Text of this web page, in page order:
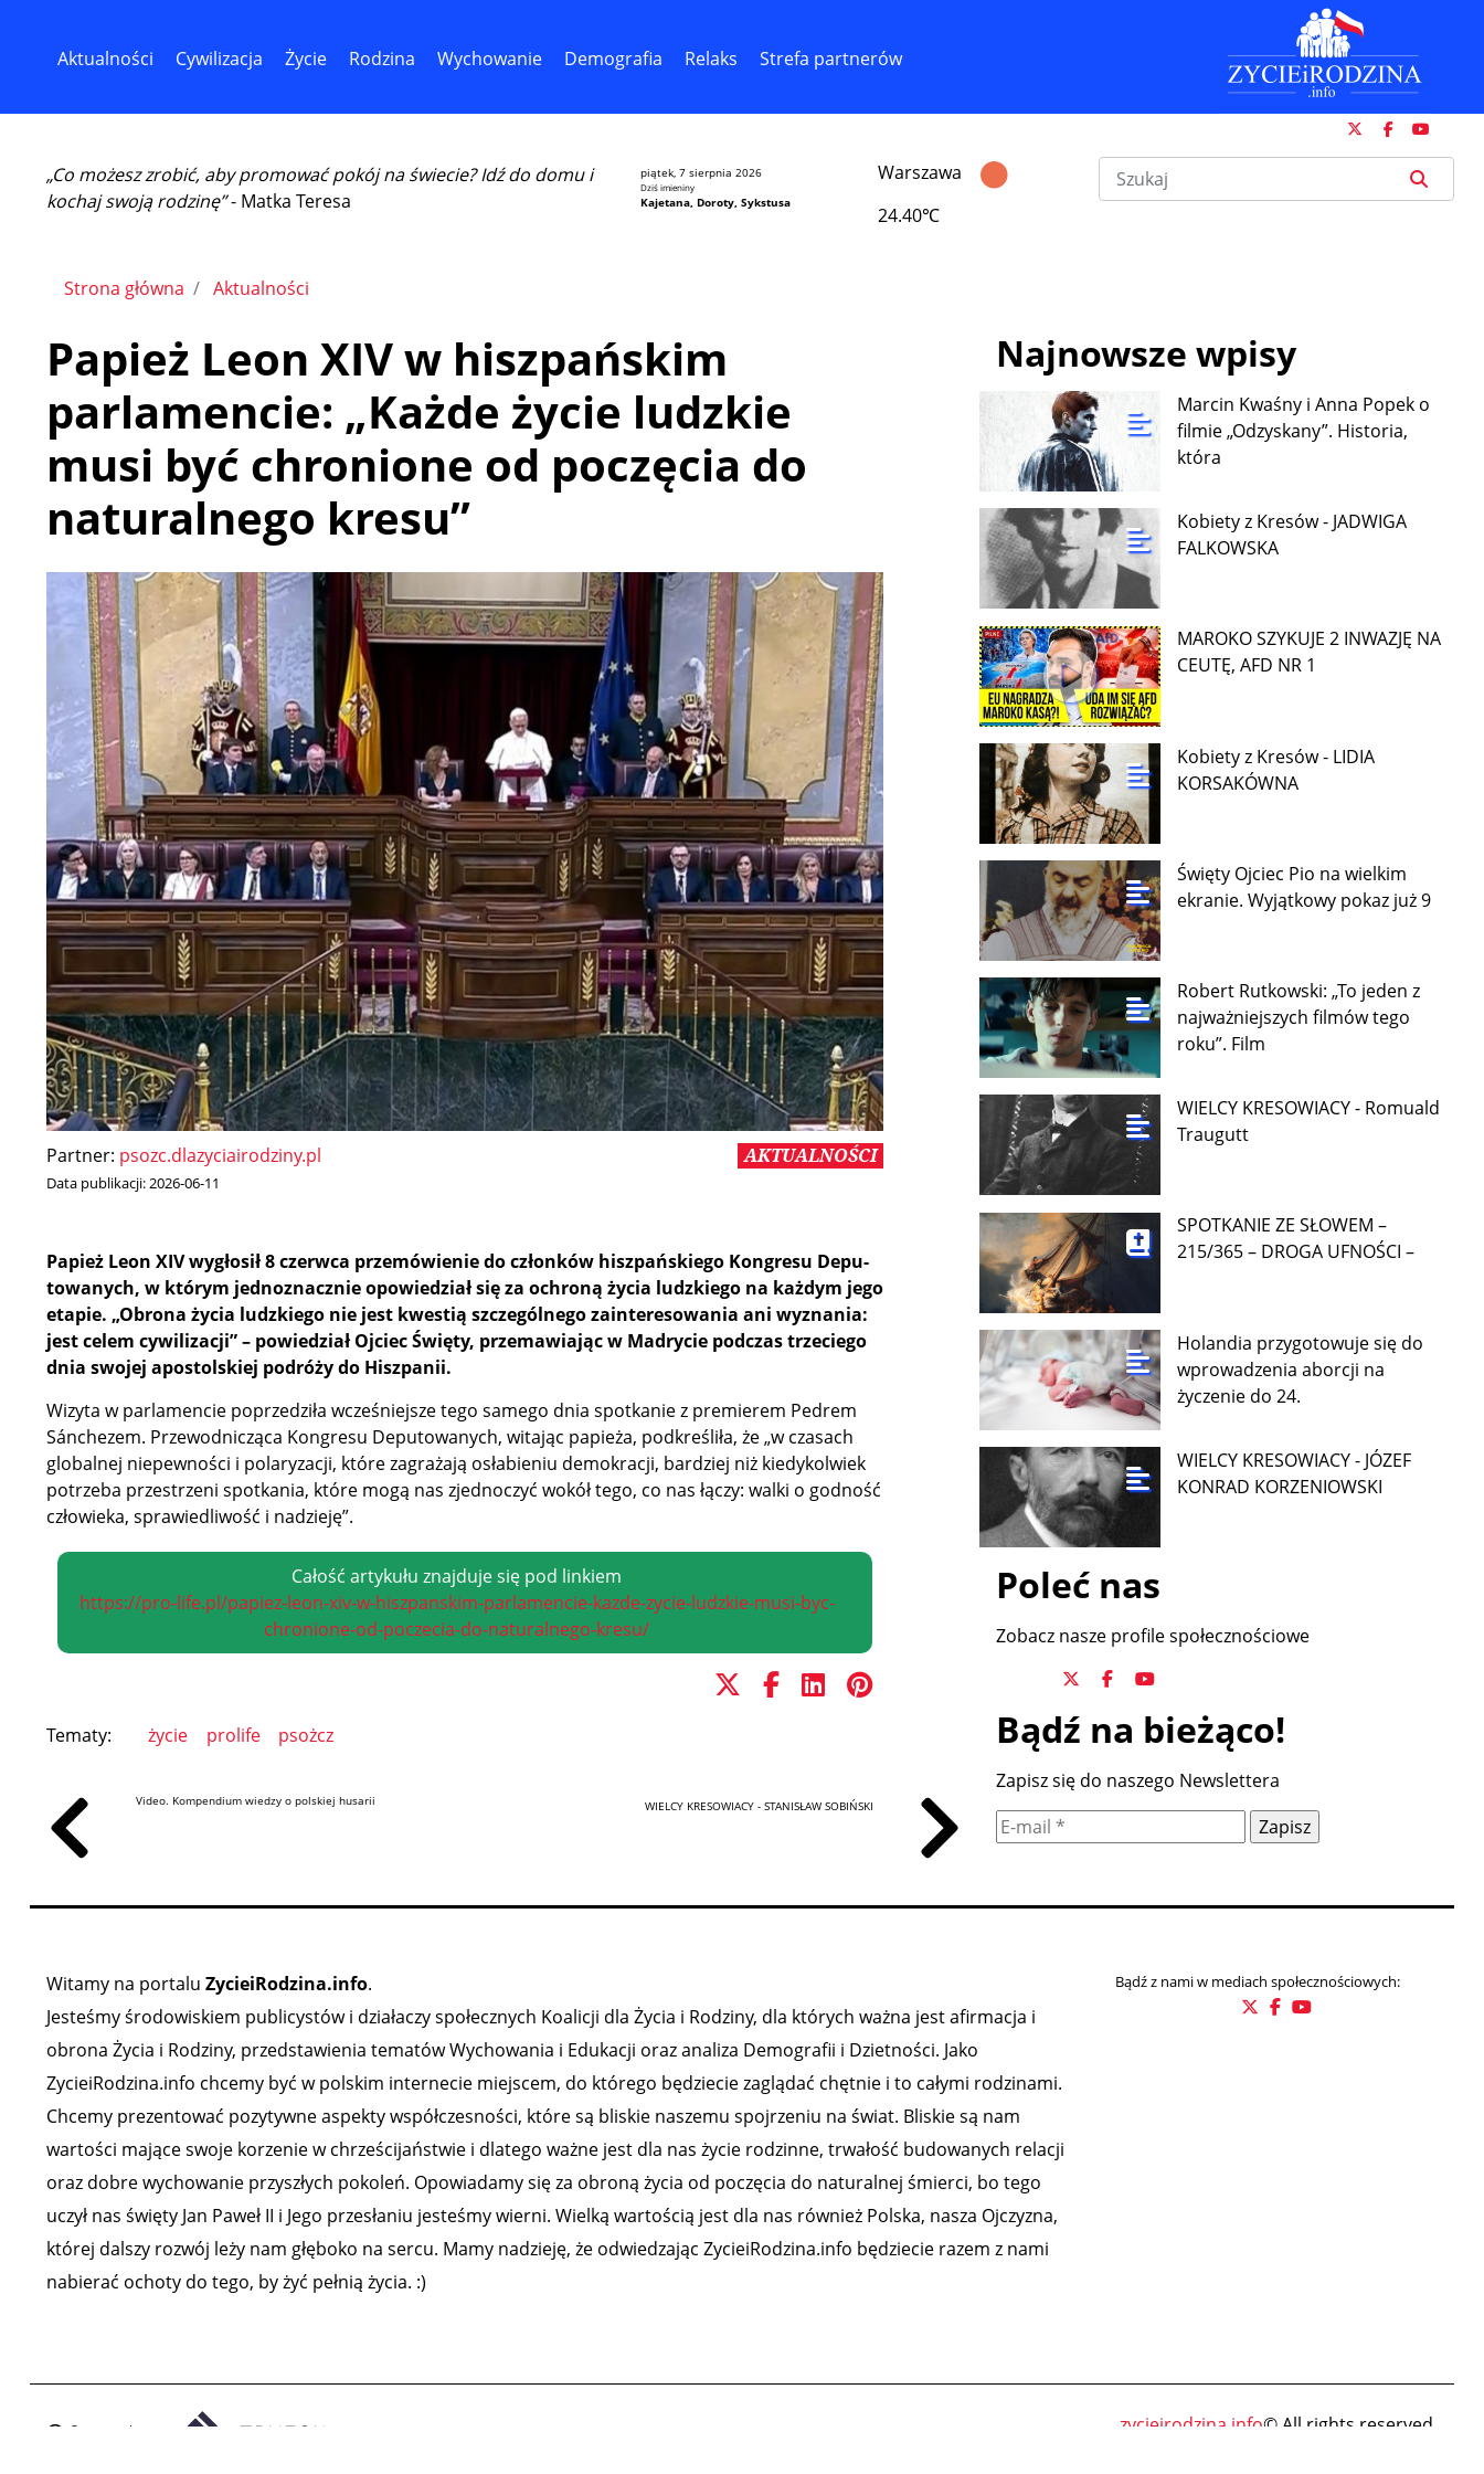
Aktualności Cywilizacja Życie Rodzina Wychowanie Demografia Relaks Strefa partnerów
„Co możesz zrobić, aby promować pokój na świecie? Idź do domu i
kochaj swoją rodzinę”- Matka Teresa
piątek, 7 sierpnia 2026
Dziś imieniny
Kajetana, Doroty, Sykstusa
Warszawa
24.40℃
Strona główna Aktualności
Papież Leon XIV w hiszpańskim
parlamencie: „Każde życie ludzkie
musi być chronione od poczęcia do
naturalnego kresu”
Partner: psozc.dlazyciairodziny.pl
Data publikacji: 2026-06-11
AKTUALNOŚCI
Pa­pież Le­on XIV wy­gło­sił 8 czerw­ca prze­mó­wie­nie do człon­ków hisz­pań­skie­go Kon­gre­su De­pu­
to­wa­nych, w któ­rym jed­no­znacz­nie opo­wie­dział się za ochro­ną ży­cia ludz­kie­go na każ­dym je­go
eta­pie. „Obro­na ży­cia ludz­kie­go nie jest kwe­stią szcze­gól­ne­go za­in­te­re­so­wa­nia ani wy­zna­nia:
jest ce­lem cy­wi­li­za­cji” – po­wie­dział Oj­ciec Świę­ty, prze­ma­wia­jąc w Ma­dry­cie pod­czas trze­cie­go
dnia swo­jej apo­stol­skiej po­dró­ży do Hiszpanii.
Wi­zy­ta w par­la­men­cie po­prze­dzi­ła wcze­śniej­sze te­go sa­me­go dnia spo­tka­nie z pre­mie­rem Pe­drem
Sán­che­zem. Prze­wod­ni­czą­ca Kon­gre­su De­pu­to­wa­nych, wi­ta­jąc pa­pie­ża, pod­kre­śli­ła, że „w cza­sach
glo­bal­nej nie­pew­no­ści i po­la­ry­za­cji, któ­re za­gra­ża­ją osła­bie­niu de­mo­kra­cji, bar­dziej niż kie­dy­kol­wiek
po­trze­ba prze­strze­ni spo­tka­nia, któ­re mo­gą nas zjed­no­czyć wo­kół te­go, co nas łą­czy: wal­ki o god­ność
czło­wie­ka, spra­wie­dli­wość i nadzieję”.
Całość artykułu znajduje się pod linkiem
https://pro-life.pl/papiez-leon-xiv-w-hiszpanskim-parlamencie-kazde-zycie-ludzkie-musi-byc-
chronione-od-poczecia-do-naturalnego-kresu/
Tematy: życie prolife psożcz
Video. Kompendium wiedzy o polskiej husarii WIELCY KRESOWIACY - STANISŁAW SOBIŃSKI
Najnowsze wpisy
Marcin Kwaśny i Anna Popek o
filmie „Odzyskany”. Historia,
która
Kobiety z Kresów - JADWIGA
FALKOWSKA
MAROKO SZYKUJE 2 INWAZJĘ NA
CEUTĘ, AFD NR 1
Kobiety z Kresów - LIDIA
KORSAKÓWNA
Święty Ojciec Pio na wielkim
ekranie. Wyjątkowy pokaz już 9
Robert Rutkowski: „To jeden z
najważniejszych filmów tego
roku”. Film
WIELCY KRESOWIACY - Romuald
Traugutt
SPOTKANIE ZE SŁOWEM –
215/365 – DROGA UFNOŚCI –
Holandia przygotowuje się do
wprowadzenia aborcji na
życzenie do 24.
WIELCY KRESOWIACY - JÓZEF
KONRAD KORZENIOWSKI
Poleć nas
Zobacz nasze profile społecznościowe
Bądź na bieżąco!
Zapisz się do naszego Newslettera
Witamy na portalu ZycieiRodzina.info.
Jesteśmy środowiskiem publicystów i działaczy społecznych Koalicji dla Życia i Rodziny, dla których ważna jest afirmacja i
obrona Życia i Rodziny, przedstawienia tematów Wychowania i Edukacji oraz analiza Demografii i Dzietności. Jako
ZycieiRodzina.info chcemy być w polskim internecie miejscem, do którego będziecie zaglądać chętnie i to całymi rodzinami.
Chcemy prezentować pozytywne aspekty współczesności, które są bliskie naszemu spojrzeniu na świat. Bliskie są nam
wartości mające swoje korzenie w chrześcijaństwie i dlatego ważne jest dla nas życie rodzinne, trwałość budowanych relacji
oraz dobre wychowanie przyszłych pokoleń. Opowiadamy się za obroną życia od poczęcia do naturalnej śmierci, bo tego
uczył nas święty Jan Paweł II i Jego przesłaniu jesteśmy wierni. Wielką wartością jest dla nas również Polska, nasza Ojczyzna,
której dalszy rozwój leży nam głęboko na sercu. Mamy nadzieję, że odwiedzając ZycieiRodzina.info będziecie razem z nami
nabierać ochoty do tego, by żyć pełnią życia. :)
Bądź z nami w mediach społecznościowych:
Support by: zycieirodzina.info© All rights reserved.